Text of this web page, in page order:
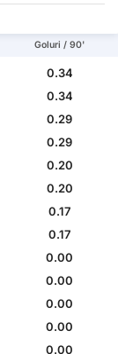
Goluri / 90'
0.34
0.34
0.29
0.29
0.20
0.20
0.17
0.17
0.00
0.00
0.00
0.00
0.00